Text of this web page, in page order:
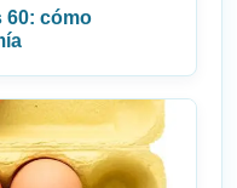
60: cómo